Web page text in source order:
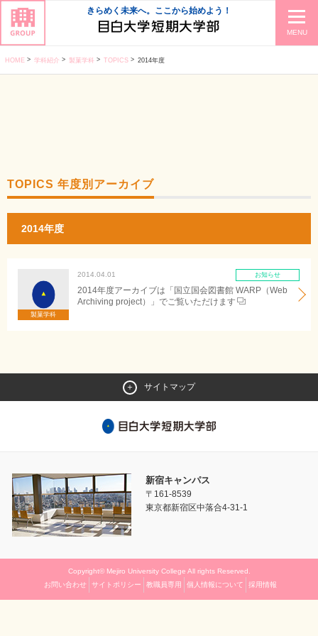
きらめく未来へ。ここから始めよう！
MENU
HOME 学科紹介 製菓学科 TOPICS 2014年度
TOPICS 年度別アーカイブ
2014年度
2014.04.01 お知らせ
2014年度アーカイブは「国立国会図書館 WARP（Web
Archiving project）」でご覧いただけます
製菓学科
サイトマップ
新宿キャンパス
〒161-8539
東京都新宿区中落合4-31-1
Copyright© Mejiro University College All rights Reserved.
お問い合わせ
サイトポリシー 教職員専用 個人情報について 採用情報